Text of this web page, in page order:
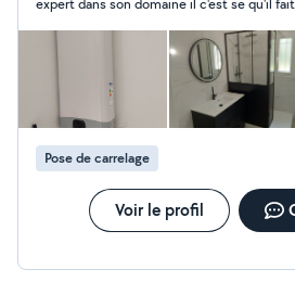
gaz et chaudière ..... ÉLECTRICITÉ Création et
modification d'électricité
Carrelage et faïence (sol et mur) _ parquet (bois/PVC)
MONTAGE _ meuble vasque (salle de bain) _ meuble de
rangement... _ montage cabine de douche _ montage et
fixations parois de douche/ bain
INTÉRIEURE _ mur et plafond (plaques de plâtre b13) _
expert dans son domaine il c'est se qu'il fait
Pose de carrelage
Voir le profil